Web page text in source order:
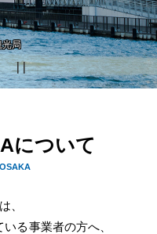
局
阪開発事業者
について
、
る事業者の方へ、